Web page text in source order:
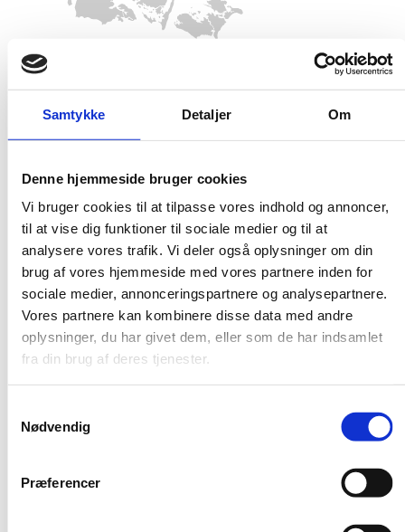
Samtykke Detaljer Om
Denne hjemmeside bruger cookies
Vi bruger cookies til at tilpasse vores indhold og annoncer,
til at vise dig funktioner til sociale medier og til at
analysere vores trafik. Vi deler også oplysninger om din
brug af vores hjemmeside med vores partnere inden for
sociale medier, annonceringspartnere og analysepartnere.
Vores partnere kan kombinere disse data med andre
oplysninger, du har givet dem, eller som de har indsamlet
fra din brug af deres tjenester.
Nødvendig
Præferencer
Dato for arrangementet *
Antal personer *
Trin 2/3
Ååårh bryllup😍 En stor dag
..der kræver meget planlægning! Vi sørger for, at der er
styr på udskænkningen, så I ikke skal ligge søvnløse
over serveringen af drinks, cocktails, øl og alkoholfri
drikke til jeres fest.